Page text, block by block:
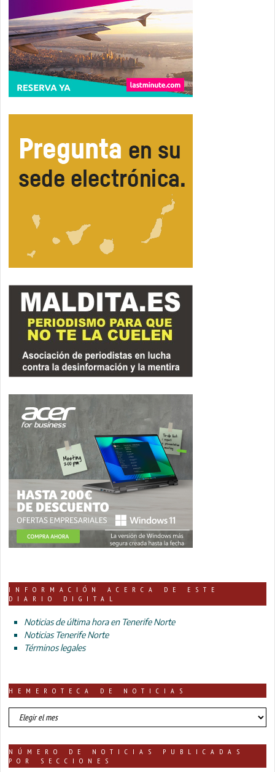
INFORMACIÓN ACERCA DE ESTE
DIARIO DIGITAL
Noticias de última hora en Tenerife Norte
Noticias Tenerife Norte
Términos legales
HEMEROTECA DE NOTICIAS
HEMEROTECA
DE
NÚMERO DE NOTICIAS PUBLICADAS
POR SECCIONES